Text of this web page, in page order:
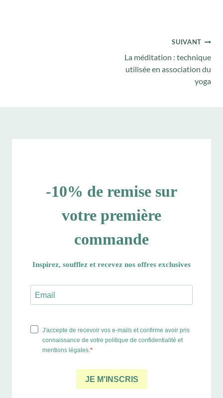
SUIVANT
La méditation : technique
utilisée en association du
yoga